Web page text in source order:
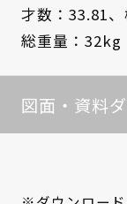
才数：33.81、
総重量：32kg
図面・資料